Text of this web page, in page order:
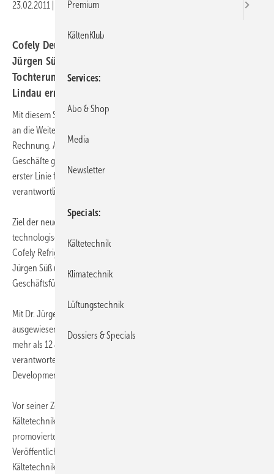
23.02.2011 Druckvorschau
Cofely Deutschland hat mit sofortiger Wirkung Dr.
Jürgen Süß zum Geschäftsführer Technik des
Tochterunternehmens Cofely Refrigeration GmbH in
Lindau ernannt.
Mit diesem Schritt trägt das Unternehmen seinen hohen Ansprüchen
an die Weiterentwicklung der eigenen kältetechnischen Lösungen
Rechnung. Als Geschäftsführer Technik führt Dr. Süß künftig die
Geschäfte gemeinsam mit Andreas Eyd und ist in dieser Funktion in
erster Linie für die technischen Belange des Unternehmens
verantwortlich.
Ziel der neuen Doppelspitze ist es, die Verantwortung für die
technologische Weiterentwicklung des Kältetechnik-Know-hows der
Cofely Refrigeration direkt in der Geschäftsführung zu verankern. Dr.
Jürgen Süß und Andreas Eyd berichten direkt an Manfred Schmitz,
Geschäftsführer der Cofely Deutschland GmbH.
Mit Dr. Jürgen Süß gewinnt die Cofely Refrigeration einen
ausgewiesenen Experten im Bereich der Kältetechnik. Er blickt auf
mehr als 12 Jahre Tätigkeit bei Danfoss in Dänemark zurück. Zuletzt
verantwortete er dort als Vice President den Bereich Research und
Development im Geschäftsbereich Automatic Controls.
Vor seiner Zeit bei Danfoss war Dr. Jürgen Süß am Institut für
Kältetechnik der Universität Hannover tätig, wo er 1998 auch
promovierte. Er verfasste zahlreiche wissenschaftliche
Veröffentlichungen und hält ca. 20 Patente im Bereich der
Kältetechnik. Darüber hinaus ist er Vorstandsmitglied im Deutschen
Premium
KältenKlub
Services
Abo & Shop
Media
Newsletter
Specials
Kältetechnik
Klimatechnik
Lüftungstechnik
Dossiers & Specials